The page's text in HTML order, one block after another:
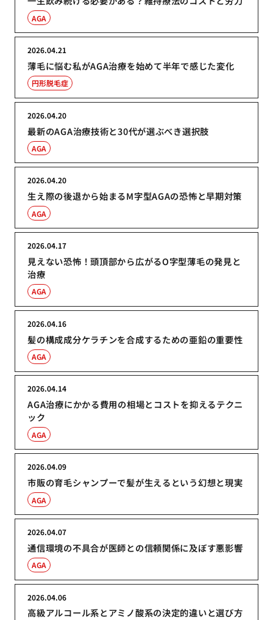
AGA
薄毛に悩む私がAGA治療を始めて半年で感じた変化
2026.04.21
円形脱毛症
最新のAGA治療技術と30代が選ぶべき選択肢
2026.04.20
AGA
生え際の後退から始まるM字型AGAの恐怖と早期対策
2026.04.20
AGA
見えない恐怖！頭頂部から広がるO字型薄毛の発見と
治療
2026.04.17
AGA
髪の構成成分ケラチンを合成するための亜鉛の重要性
2026.04.16
AGA
AGA治療にかかる費用の相場とコストを抑えるテクニ
ック
2026.04.14
AGA
市販の育毛シャンプーで髪が生えるという幻想と現実
2026.04.09
AGA
通信環境の不具合が医師との信頼関係に及ぼす悪影響
2026.04.07
AGA
高級アルコール系とアミノ酸系の決定的違いと選び方
2026.04.06